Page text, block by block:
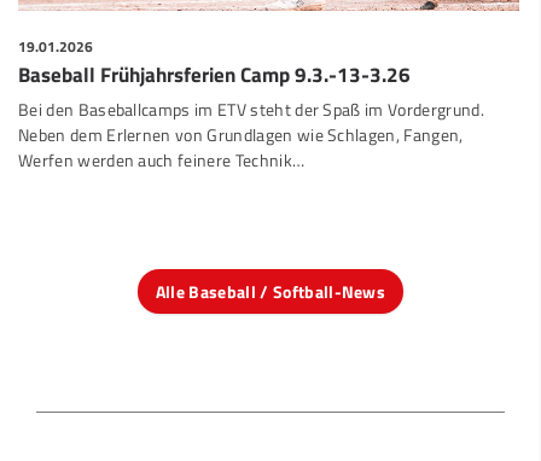
19.01.2026
Baseball Frühjahrsferien Camp 9.3.-13-3.26
Bei den Baseballcamps im ETV steht der Spaß im Vordergrund.
Neben dem Erlernen von Grundlagen wie Schlagen, Fangen,
Werfen werden auch feinere Technik…
Alle Baseball / Softball-News